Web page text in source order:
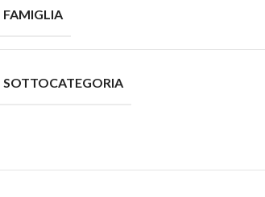
FAMIGLIA
SOTTOCATEGORIA